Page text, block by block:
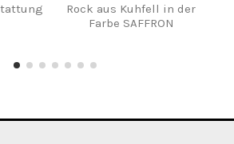
Rock aus Kuhfell in der
Farbe SAFFRON